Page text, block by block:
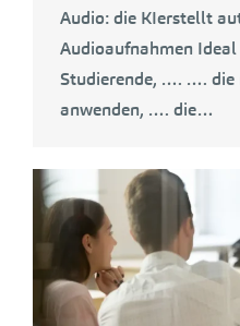
Audio: die KIerstellt
Audioaufnahmen
Studierende, …. …. die
anwenden, …. die…